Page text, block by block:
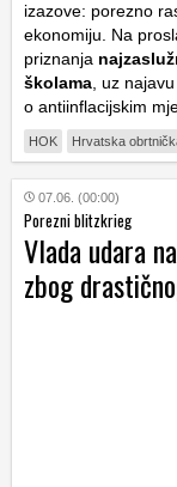
izazove: porezno
ekonomiju. Na
priznanja
školama , uz
o antiinflacijskim
HOK Hrvatska
07.06. (00:00)
Porezni blitzkrieg
Vlada udara
zbog